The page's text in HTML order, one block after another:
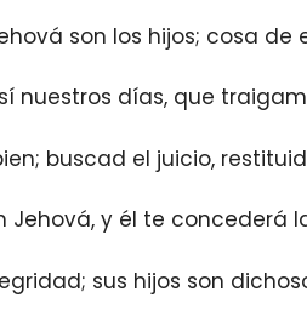
son los hijos; cosa
nuestros días, que
buscad el juicio,
Jehová, y él te concederá
sus hijos son